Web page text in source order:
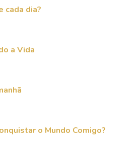
cada dia?
a Vida
o Mundo Comigo?